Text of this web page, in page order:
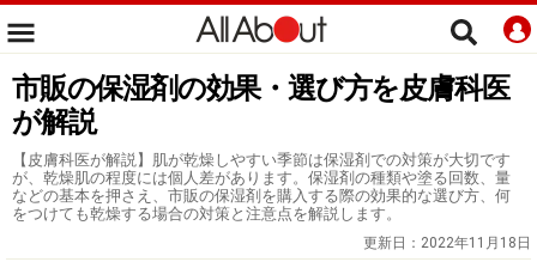
市販の保湿剤の効果・選び方を皮膚科医
が解説
【皮膚科医が解説】肌が乾燥しやすい季節は保湿剤での対策が大切です
が、乾燥肌の程度には個人差があります。保湿剤の種類や塗る回数、量
などの基本を押さえ、市販の保湿剤を購入する際の効果的な選び方、何
をつけても乾燥する場合の対策と注意点を解説します。
更新日： 2022年11月18日